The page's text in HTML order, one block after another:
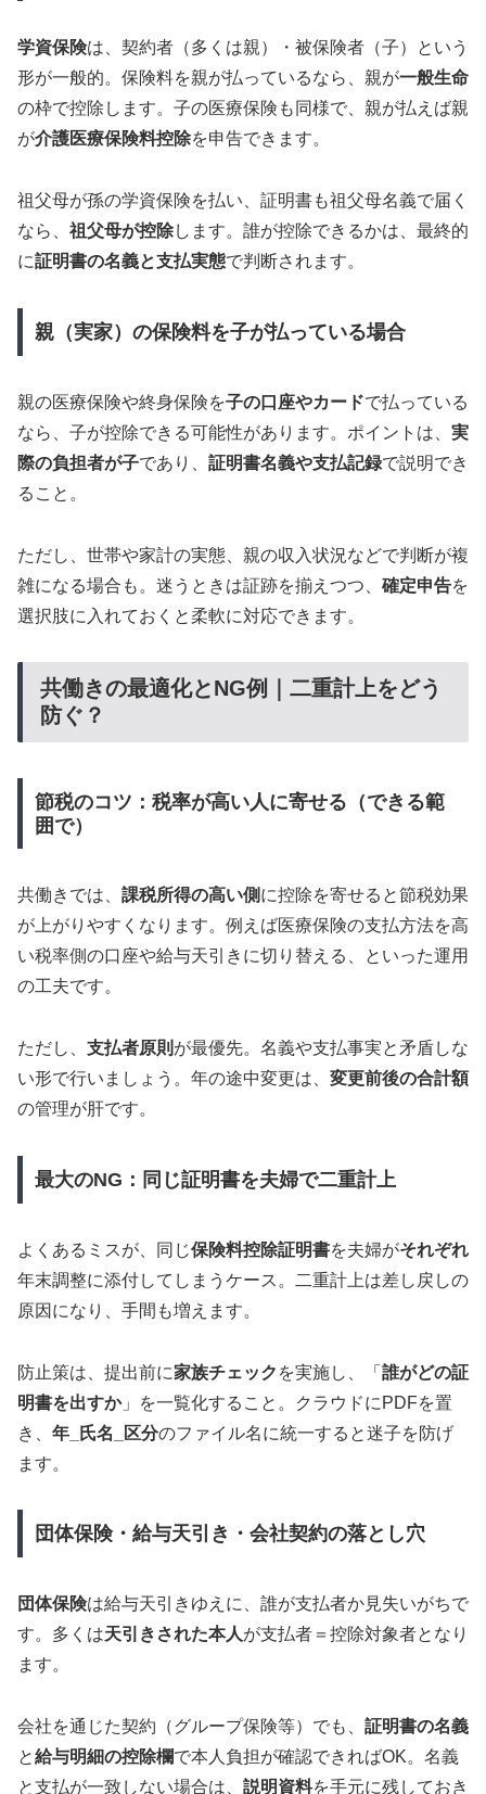
学資保険は、契約者（多くは親）・被保険者（子）という
形が一般的。保険料を親が払っているなら、親が一般生命
の枠で控除します。子の医療保険も同様で、親が払えば親
が介護医療保険料控除を申告できます。
祖父母が孫の学資保険を払い、証明書も祖父母名義で届く
なら、 祖父母が控除します。誰が控除できるかは、最終的
に証明書の名義と支払実態で判断されます。
親（実家）の保険料を子が払っている場合
親の医療保険や終身保険を子の口座やカードで払っている
なら、子が控除できる可能性があります。ポイントは、 実
際の負担者が子であり、 証明書名義や支払記録で説明でき
ること。
ただし、世帯や家計の実態、親の収入状況などで判断が複
雑になる場合も。迷うときは証跡を揃えつつ、 確定申告を
選択肢に入れておくと柔軟に対応できます。
共働きの最適化とNG例｜二重計上をどう
防ぐ？
節税のコツ：税率が高い人に寄せる（できる範
囲で）
共働きでは、 課税所得の高い側 に控除を寄せると節税効果
が上がりやすくなります。例えば医療保険の支払方法を高
い税率側の口座や給与天引きに切り替える、といった運用
の工夫です。
ただし、 支払者原則 が最優先。名義や支払事実と矛盾しな
い形で行いましょう。年の途中変更は、 変更前後の合計額
の管理が肝です。
最大のNG：同じ証明書を夫婦で二重計上
よくあるミスが、同じ保険料控除証明書を夫婦がそれぞれ
年末調整に添付してしまうケース。二重計上は差し戻しの
原因になり、手間も増えます。
防止策は、提出前に家族チェック を実施し、「 誰がどの証
明書を出すか」を一覧化すること。クラウドにPDFを置
き、 年_氏名_区分のファイル名に統一すると迷子を防げ
ます。
団体保険・給与天引き・会社契約の落とし穴
団体保険は給与天引きゆえに、誰が支払者か見失いがちで
す。多くは天引きされた本人が支払者＝控除対象者となり
ます。
会社を通じた契約（グループ保険等）でも、 証明書の名義
と給与明細の控除欄で本人負担が確認できればOK。名義
と支払が一致しない場合は、 説明資料を手元に残しておき